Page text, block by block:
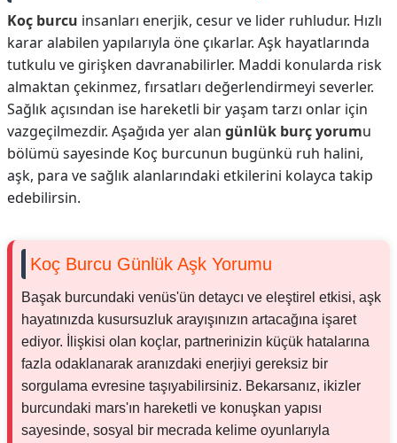
Koç burcu insanları enerjik, cesur ve lider ruhludur. Hızlı
karar alabilen yapılarıyla öne çıkarlar. Aşk hayatlarında
tutkulu ve girişken davranabilirler. Maddi konularda risk
almaktan çekinmez, fırsatları değerlendirmeyi severler.
Sağlık açısından ise hareketli bir yaşam tarzı onlar için
vazgeçilmezdir. Aşağıda yer alan günlük burç yorumu
bölümü sayesinde Koç burcunun bugünkü ruh halini,
aşk, para ve sağlık alanlarındaki etkilerini kolayca takip
edebilirsin.
Koç Burcu Günlük Aşk Yorumu
Başak burcundaki venüs'ün detaycı ve eleştirel etkisi, aşk
hayatınızda kusursuzluk arayışınızın artacağına işaret
ediyor. İlişkisi olan koçlar, partnerinizin küçük hatalarına
fazla odaklanarak aranızdaki enerjiyi gereksiz bir
sorgulama evresine taşıyabilirsiniz. Bekarsanız, ikizler
burcundaki mars'ın hareketli ve konuşkan yapısı
sayesinde, sosyal bir mecrada kelime oyunlarıyla